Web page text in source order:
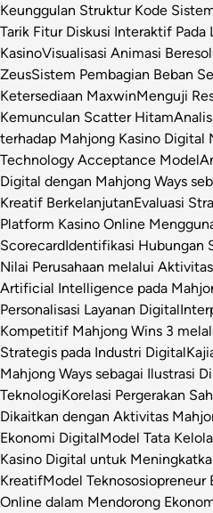
Keunggulan Struktur Kode
Tarik Fitur Diskusi Interaktif Pada
KasinoVisualisasi Animasi
ZeusSistem Pembagian Beban
Ketersediaan MaxwinMenguji
Kemunculan Scatter Hitam
terhadap Mahjong Kasino Digital
Technology Acceptance Model
Digital dengan Mahjong Ways
Kreatif BerkelanjutanEvaluasi
Platform Kasino Online
ScorecardIdentifikasi Hubungan
Nilai Perusahaan melalui
Artificial Intelligence pada
Personalisasi Layanan Digital
Kompetitif Mahjong Wins 3
Strategis pada Industri Digital
Mahjong Ways sebagai Ilustrasi
TeknologiKorelasi Pergerakan
Dikaitkan dengan Aktivitas
Ekonomi DigitalModel Tata
Kasino Digital untuk
KreatifModel Teknososiopreneur
Online dalam Mendorong